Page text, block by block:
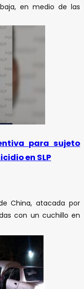
en medio de las
para sujeto
en SLP
China, atacada por
con un cuchillo en